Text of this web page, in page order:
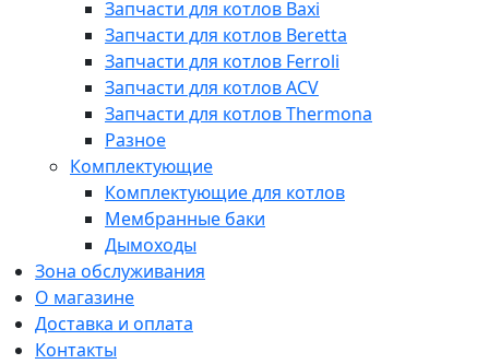
Запчасти для котлов Baxi
Запчасти для котлов Beretta
Запчасти для котлов Ferroli
Запчасти для котлов ACV
Запчасти для котлов Thermona
Разное
Комплектующие
Комплектующие для котлов
Мембранные баки
Дымоходы
Зона обслуживания
О магазине
Доставка и оплата
Контакты